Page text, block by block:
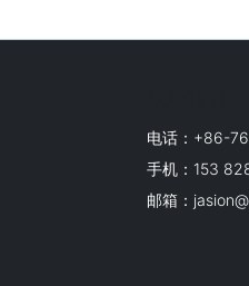
电话：+86-
手机：153
邮箱：